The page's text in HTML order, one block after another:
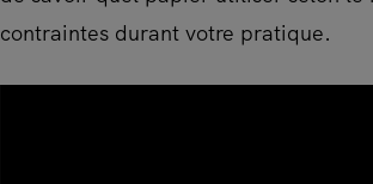
contraintes durant votre pratique.